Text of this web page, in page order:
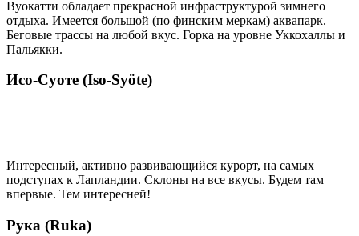
Вуокатти обладает прекрасной инфраструктурой зимнего
отдыха. Имеется большой (по финским меркам) аквапарк.
Беговые трассы на любой вкус. Горка на уровне Уккохаллы и
Пальякки.
Исо-Суоте (Iso-Syöte)
Интересный, активно развивающийся курорт, на самых
подступах к Лапландии. Склоны на все вкусы. Будем там
впервые. Тем интересней!
Рука (Ruka)